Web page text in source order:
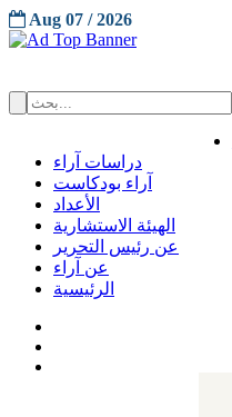
Aug 07 / 2026
دراسات آراء
آراء بودكاست
الأعداد
الهيئة الاستشارية
عن رئيس التحرير
عن آراء
الرئيسية